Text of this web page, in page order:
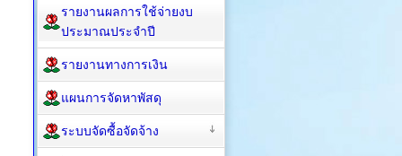
รายงานผลการใช้จ่ายงบ
ประมาณประจำปี
รายงานทางการเงิน
แผนการจัดหาพัสดุ
ระบบจัดซื้อจัดจ้าง